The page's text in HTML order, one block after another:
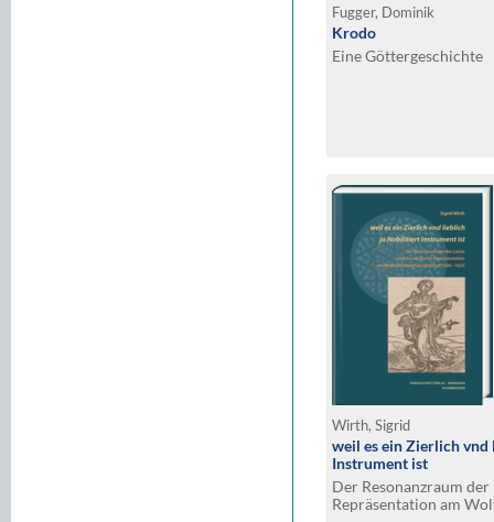
Fugger, Dominik
Krodo
Eine Göttergeschichte
Wirth, Sigrid
weil es ein Zierlich
Instrument ist
Der Resonanzraum
Repräsentation am